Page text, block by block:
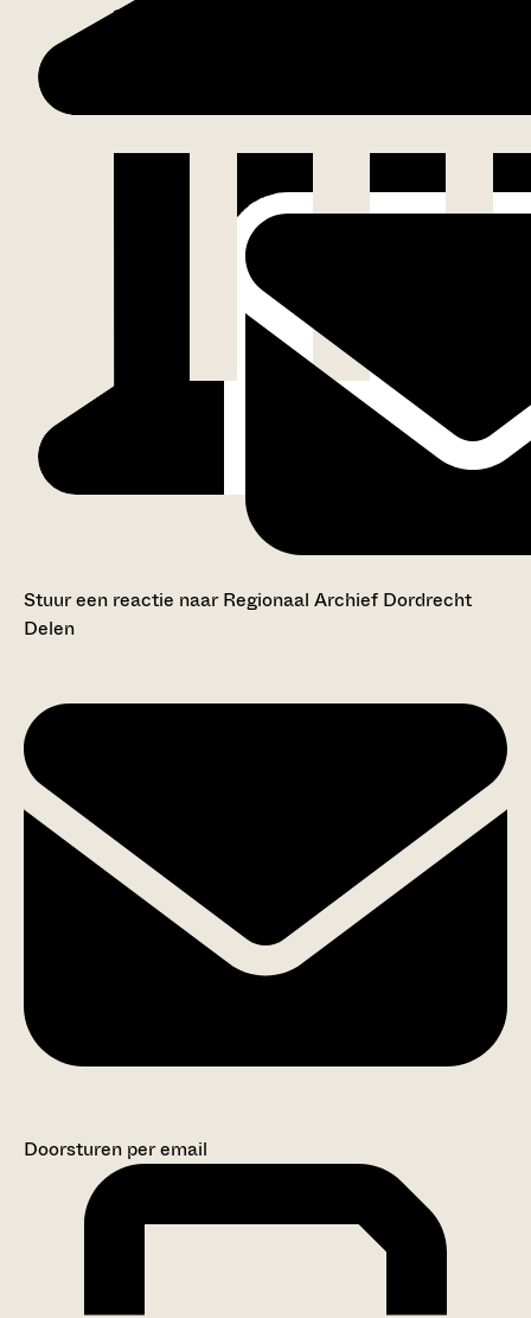
Stuur een reactie naar Regionaal Archief Dordrecht
Delen
Doorsturen per email